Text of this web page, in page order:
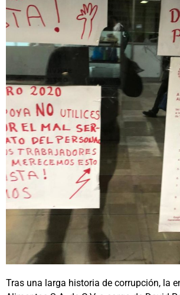
Tras una larga historia de corrupción, la